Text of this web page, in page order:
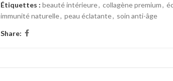
Étiquettes : beauté intérieure, collagène premium,
immunité naturelle, peau éclatante, soin anti-âge
Share: